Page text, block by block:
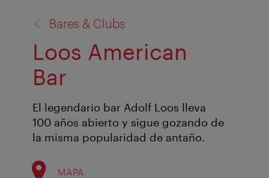
Bares & Clubs
Loos American
Bar
El legendario bar Adolf Loos lleva
100 años abierto y sigue gozando de
la misma popularidad de antaño.
MAPA